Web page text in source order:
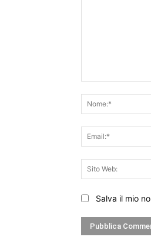
Salva il mio